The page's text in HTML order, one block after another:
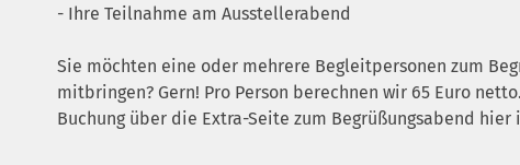
- Ihre Teilnahme am Ausstellerabend
Sie möchten eine oder mehrere Begleitpersonen zum
mitbringen? Gern! Pro Person berechnen wir 65 Euro
Buchung über die Extra-Seite zum Begrüßungsabend hier